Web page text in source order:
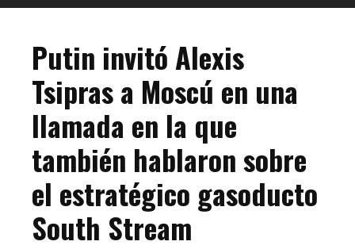
Putin invitó Alexis
Tsipras a Moscú en una
llamada en la que
también hablaron sobre
el estratégico gasoducto
South Stream